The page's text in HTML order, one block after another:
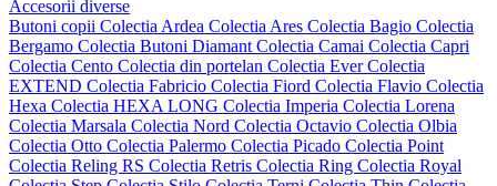
Accesorii diverse
Butoni copii Colectia Ardea Colectia Ares Colectia Bagio Colectia
Bergamo Colectia Butoni Diamant Colectia Camai Colectia Capri
Colectia Cento Colectia din portelan Colectia EverColectia
EXTEND Colectia Fabricio Colectia Fiord Colectia Flavio Colectia
Hexa Colectia HEXA LONG Colectia Imperia Colectia Lorena
Colectia Marsala Colectia Nord Colectia Octavio Colectia Olbia
Colectia Otto Colectia Palermo Colectia Picado Colectia Point
Colectia Reling RS Colectia Retris Colectia Ring Colectia Royal